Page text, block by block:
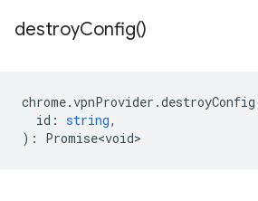
destroyConfig()
chrome.vpnProvider .destroyConfig
id : string,
) : Promise<void>